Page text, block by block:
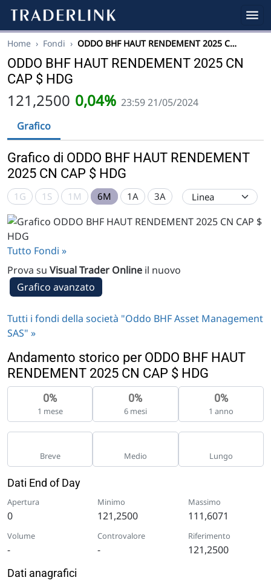
Home › Fondi › ODDO BHF HAUT RENDEMENT 2025 C…
ODDO BHF HAUT RENDEMENT 2025 CN
CAP $ HDG
121,2500 0,04% 23:59 21/05/2024
Grafico
Grafico di ODDO BHF HAUT RENDEMENT
2025 CN CAP $ HDG
1G 1S 1M 6M 1A 3A
Tutto Fondi »
Prova su Visual Trader Online il nuovo
Grafico avanzato
Tutti i fondi della società "Oddo BHF Asset Management
SAS" »
Andamento storico per ODDO BHF HAUT
RENDEMENT 2025 CN CAP $ HDG
0%
1 mese
0%
6 mesi
0%
1 anno
Breve Medio Lungo
Dati End of Day
Apertura
0
Minimo
121,2500
Massimo
111,6071
Volume
-
Controvalore
-
Riferimento
121,2500
Dati anagrafici